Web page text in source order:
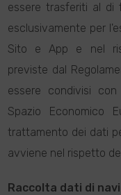
essere trasferiti al di
esclusivamente per
Sito e App e nel
previste dal
essere condivisi
Spazio Economico
trattamento dei dati
avviene nel rispetto
Raccolta dati di